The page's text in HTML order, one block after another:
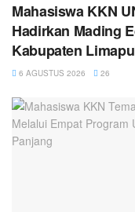
Mahasiswa KKN
Hadirkan Mading
Kabupaten
6 AGUSTUS 2026 26